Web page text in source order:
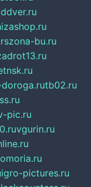
bu.ru
tb02.ru
pic.ru
vgurin.ru
igro-pictures.ru